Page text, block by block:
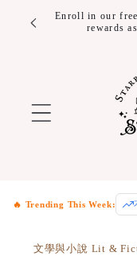
Skip to
content
$100!
Enroll in our
rewards
🔥 Trending This Week:
文學與小說 Lit &